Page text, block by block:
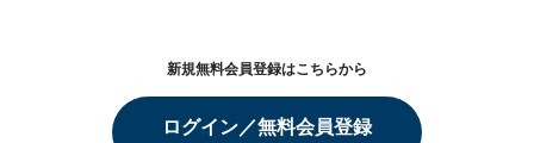
新規無料会員登録はこちらから
ログイン／無料会員登録